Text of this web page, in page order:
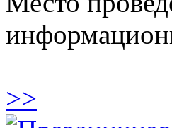
>>